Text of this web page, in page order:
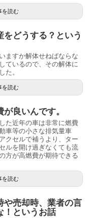
を読む
をどうする？という
ますか解体せねばならな
ているので、その解体に
た。
を読む
良いんです。
た近年の車は非常に燃費
車等の小さな排気量車
クセルで補うより、ター
ルを開け過ぎなくても流
方が高燃費が期待できる
を読む
や売却時、業者の言
！というお話